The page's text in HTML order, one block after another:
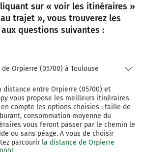
N572 E80 (N572) sur 4,4 kilomètres
un ticket (Péage Arles)
sur « voir les itinéraires »
trajet », vous trouverez les
questions suivantes :
Orpierre (05700) à Toulouse
distance entre Orpierre (05700) et
vous propose les meilleurs itinéraires
compte les options choisies : taille de
consommation moyenne du
vous feront passer par le chemin le
ou sans péage. A vous de choisir
parcourir la distance de Orpierre